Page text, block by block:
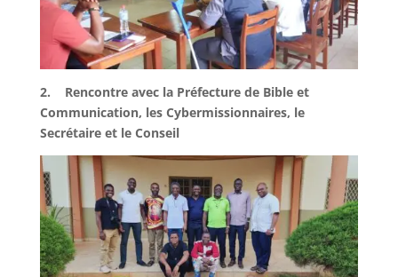
2. Rencontre avec la Préfecture de Bible et
Communication, les Cybermissionnaires, le
Secrétaire et le Conseil